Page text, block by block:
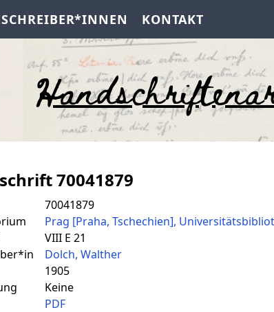
KONTAKT
70041879
70041879
Prag [Praha, Tschechien],
VIII E 21
Dolch, Walther
1905
Keine
PDF